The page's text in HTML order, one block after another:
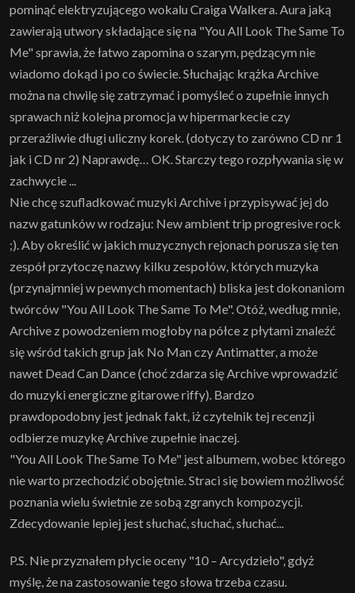
pominąć elektryzującego wokalu Craiga Walkera. Aura jaką
zawierają utwory składające się na "You All Look The Same To
Me" sprawia, że łatwo zapomina o szarym, pędzącym nie
wiadomo dokąd i po co świecie. Słuchając krążka Archive
można na chwilę się zatrzymać i pomyśleć o zupełnie innych
sprawach niż kolejna promocja w hipermarkecie czy
przeraźliwie długi uliczny korek. (dotyczy to zarówno CD nr 1
jak i CD nr 2) Naprawdę… OK. Starczy tego rozpływania się w
zachwycie ...
Nie chcę szufladkować muzyki Archive i przypisywać jej do
nazw gatunków w rodzaju: New ambient trip progresive rock
;). Aby określić w jakich muzycznych rejonach porusza się ten
zespół przytoczę nazwy kilku zespołów, których muzyka
(przynajmniej w pewnych momentach) bliska jest dokonaniom
twórców "You All Look The Same To Me". Otóż, według mnie,
Archive z powodzeniem mogłoby na półce z płytami znaleźć
się wśród takich grup jak No Man czy Antimatter, a może
nawet Dead Can Dance (choć zdarza się Archive wprowadzić
do muzyki energiczne gitarowe riffy). Bardzo
prawdopodobny jest jednak fakt, iż czytelnik tej recenzji
odbierze muzykę Archive zupełnie inaczej.
"You All Look The Same To Me" jest albumem, wobec którego
nie warto przechodzić obojętnie. Straci się bowiem możliwość
poznania wielu świetnie ze sobą zgranych kompozycji.
Zdecydowanie lepiej jest słuchać, słuchać, słuchać...
P.S. Nie przyznałem płycie oceny "10 – Arcydzieło", gdyż
myślę, że na zastosowanie tego słowa trzeba czasu.